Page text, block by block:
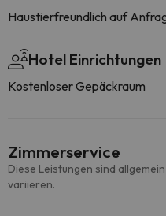
Haustierfreundlich auf
Hotel Einrichtungen
Kostenloser Gepäckraum
Zimmerservice
Diese Leistungen sind
variieren.